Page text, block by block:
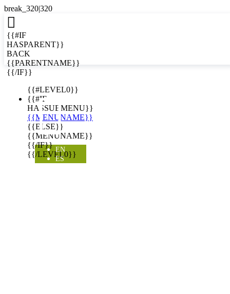

{{#IF
HASPARENT}}
BACK
{{PARENTNAME}}
{{/IF}}
{{#LEVEL0}}
{{#IF
HASSUBMENU}}
{{MENUNAME}}
{{ELSE}}
{{MENUNAME}}
{{/IF}}
{{/LEVEL0}}

EN
ES